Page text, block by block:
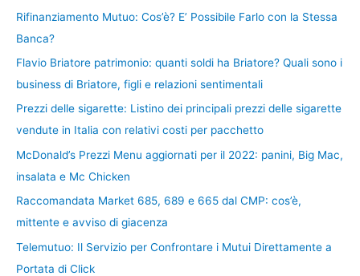
Rifinanziamento Mutuo: Cos’è? E’ Possibile Farlo con la Stessa
Banca?
Flavio Briatore patrimonio: quanti soldi ha Briatore? Quali sono i
business di Briatore, figli e relazioni sentimentali
Prezzi delle sigarette: Listino dei principali prezzi delle sigarette
vendute in Italia con relativi costi per pacchetto
McDonald’s Prezzi Menu aggiornati per il 2022: panini, Big Mac,
insalata e Mc Chicken
Raccomandata Market 685, 689 e 665 dal CMP: cos’è,
mittente e avviso di giacenza
Telemutuo: Il Servizio per Confrontare i Mutui Direttamente a
Portata di Click